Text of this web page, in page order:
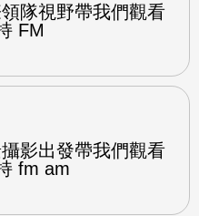
隊視野帶我們觀看
FM
影出發帶我們觀看
fm am